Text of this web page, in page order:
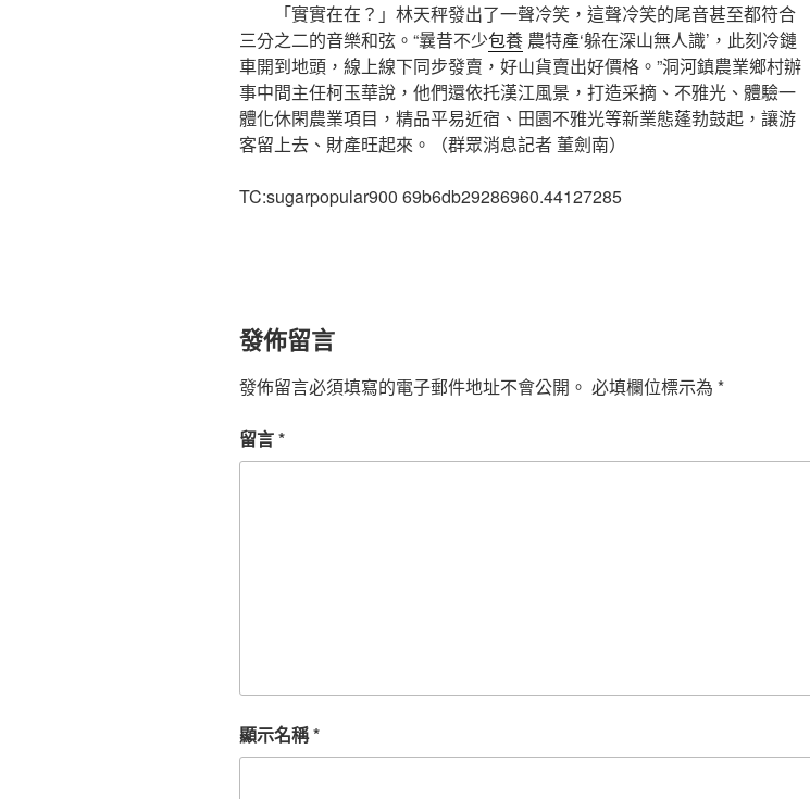
「實實在在？」林天秤發出了一聲冷笑，這聲冷笑的尾音甚至都符合
三分之二的音樂和弦。“曩昔不少包養 農特產‘躲在深山無人識’，此刻冷鏈
車開到地頭，線上線下同步發賣，好山貨賣出好價格。”洞河鎮農業鄉村辦
事中間主任柯玉華說，他們還依托漢江風景，打造采摘、不雅光、體驗一
體化休閑農業項目，精品平易近宿、田園不雅光等新業態蓬勃鼓起，讓游
客留上去、財產旺起來。（群眾消息記者 董劍南）
TC:sugarpopular900 69b6db29286960.44127285
發佈留言
發佈留言必須填寫的電子郵件地址不會公開。 必填欄位標示為 *
留言*
顯示名稱*